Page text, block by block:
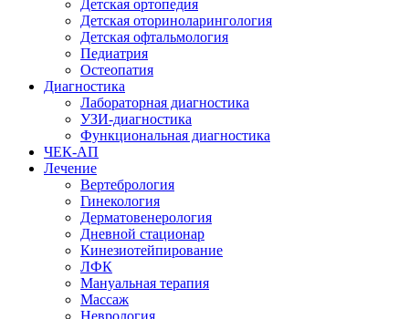
Детская ортопедия
Детская оториноларингология
Детская офтальмология
Педиатрия
Остеопатия
Диагностика
Лабораторная диагностика
УЗИ-диагностика
Функциональная диагностика
ЧЕК-АП
Лечение
Вертебрология
Гинекология
Дерматовенерология
Дневной стационар
Кинезиотейпирование
ЛФК
Мануальная терапия
Массаж
Неврология